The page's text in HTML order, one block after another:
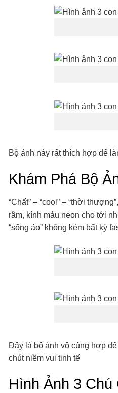
Bộ ảnh này rất thích hợp để
Khám Phá Bộ
“Chất” – “cool” – “thời
râm, kính màu neon cho tới
“sống ảo” không kém bất kỳ
Đây là bộ ảnh vô cùng hợp
chút niềm vui tinh tế
Hình Ảnh 3